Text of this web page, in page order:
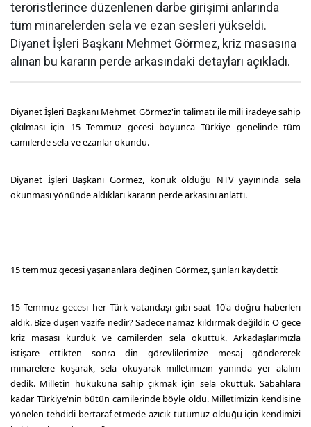
teröristlerince düzenlenen darbe girişimi anlarında
tüm minarelerden sela ve ezan sesleri yükseldi.
Diyanet İşleri Başkanı Mehmet Görmez, kriz masasına
alınan bu kararın perde arkasındaki detayları açıkladı.
Diyanet İşleri Başkanı Mehmet Görmez'in talimatı ile mili iradeye sahip
çıkılması için 15 Temmuz gecesi boyunca Türkiye genelinde tüm
camilerde sela ve ezanlar okundu.
Diyanet İşleri Başkanı Görmez, konuk olduğu NTV yayınında sela
okunması yönünde aldıkları kararın perde arkasını anlattı.
15 temmuz gecesi yaşananlara değinen Görmez, şunları kaydetti:
15 Temmuz gecesi her Türk vatandaşı gibi saat 10'a doğru haberleri
aldık. Bize düşen vazife nedir? Sadece namaz kıldırmak değildir. O gece
kriz masası kurduk ve camilerden sela okuttuk. Arkadaşlarımızla
istişare ettikten sonra din görevlilerimize mesaj göndererek
minarelere koşarak, sela okuyarak milletimizin yanında yer alalım
dedik. Milletin hukukuna sahip çıkmak için sela okuttuk. Sabahlara
kadar Türkiye'nin bütün camilerinde böyle oldu. Milletimizin kendisine
yönelen tehdidi bertaraf etmede azıcık tutumuz olduğu için kendimizi